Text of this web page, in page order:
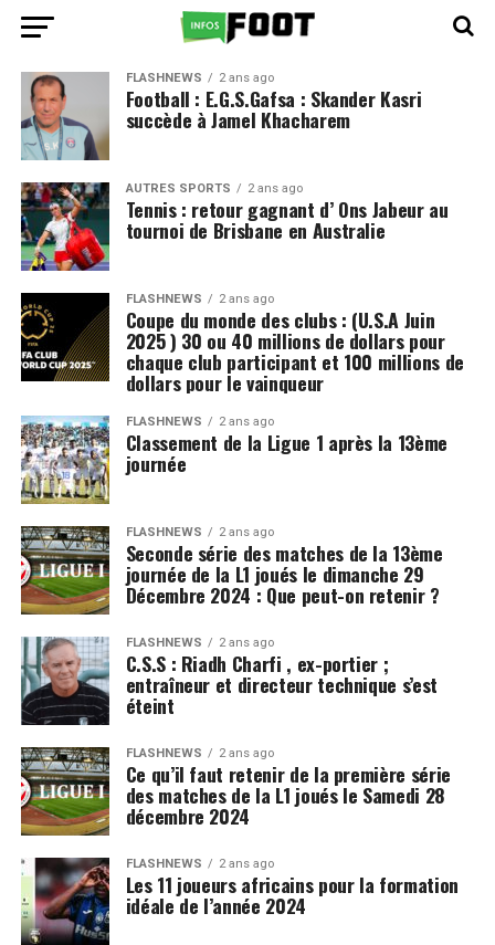
FLASHNEWS 2 ans ago
Football : E.G.S.Gafsa : Skander Kasri
succède à Jamel Khacharem
AUTRES SPORTS 2 ans ago
Tennis : retour gagnant d’ Ons Jabeur au
tournoi de Brisbane en Australie
FLASHNEWS 2 ans ago
Coupe du monde des clubs : (U.S.A Juin
2025 ) 30 ou 40 millions de dollars pour
chaque club participant et 100 millions de
dollars pour le vainqueur
FLASHNEWS 2 ans ago
Classement de la Ligue 1 après la 13ème
journée
FLASHNEWS 2 ans ago
Seconde série des matches de la 13ème
journée de la L1 joués le dimanche 29
Décembre 2024 : Que peut-on retenir ?
FLASHNEWS 2 ans ago
C.S.S : Riadh Charfi , ex-portier ;
entraîneur et directeur technique s’est
éteint
FLASHNEWS 2 ans ago
Ce qu’il faut retenir de la première série
des matches de la L1 joués le Samedi 28
décembre 2024
FLASHNEWS 2 ans ago
Les 11 joueurs africains pour la formation
idéale de l’année 2024